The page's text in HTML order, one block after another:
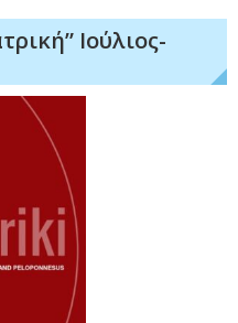
Ιούλιος-